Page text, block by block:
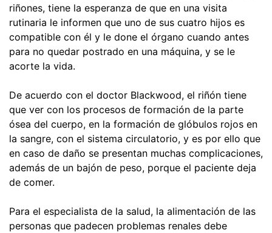
riñones, tiene la esperanza de que en una visita
rutinaria le informen que uno de sus cuatro hijos es
compatible con él y le done el órgano cuando antes
para no quedar postrado en una máquina, y se le
acorte la vida.
De acuerdo con el doctor Blackwood, el riñón tiene
que ver con los procesos de formación de la parte
ósea del cuerpo, en la formación de glóbulos rojos en
la sangre, con el sistema circulatorio, y es por ello que
en caso de daño se presentan muchas complicaciones,
además de un bajón de peso, porque el paciente deja
de comer.
Para el especialista de la salud, la alimentación de las
personas que padecen problemas renales debe